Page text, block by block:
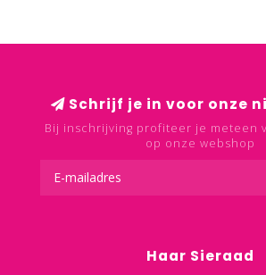
Schrijf je in voor onze
Bij inschrijving profiteer je meteen
op onze webshop
Haar Sieraad